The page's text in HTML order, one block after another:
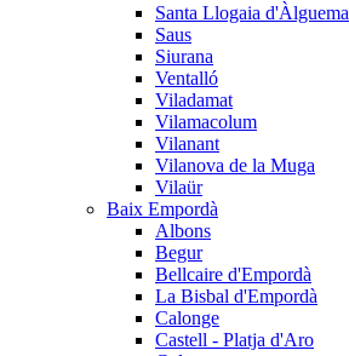
Santa Llogaia d'Àlguema
Saus
Siurana
Ventalló
Viladamat
Vilamacolum
Vilanant
Vilanova de la Muga
Vilaür
Baix Empordà
Albons
Begur
Bellcaire d'Empordà
La Bisbal d'Empordà
Calonge
Castell - Platja d'Aro